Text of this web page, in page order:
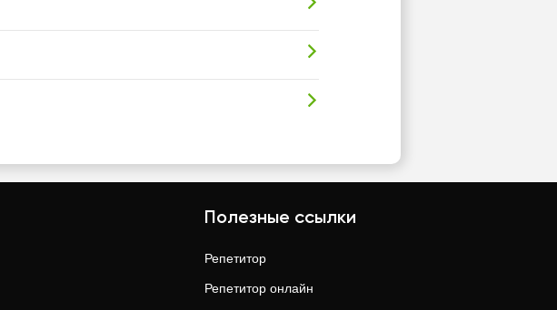
Полезные ссылки
Репетитор
Репетитор онлайн